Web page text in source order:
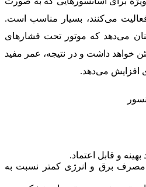
می‌کنند، بسیار مناسب است.
می‌دهد که موتور تحت فشارهای
خواهد داشت و در نتیجه، عمر مفید
افزایش می‌دهد.
و قابل اعتماد.
برق و انرژی کمتر نسبت به